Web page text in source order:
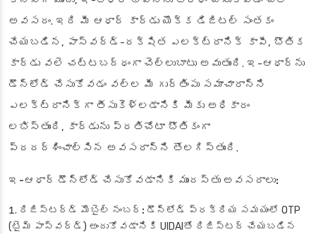
అవసరం. ఇది మీ ఆధార్ కార్డు యొక్క డిజిటల్ సంతకం
చేయబడిన, పాస్‌వర్డ్-రక్షిత ఎలక్ట్రానిక్ కాపీ, భౌతిక
కార్డు వలె చట్టబద్ధంగా చెల్లుబాటు అవుతుంది. ఇ-ఆధార్‌ను
డౌన్‌లోడ్ చేసుకోవడం వల్ల మీ గుర్తింపు సమాచారాన్ని
ఎలక్ట్రానిక్‌గా తీసుకెళ్లడానికి మీకు అధికారం
లభిస్తుంది, కార్డును ప్రతిచోటా భౌతికంగా
ప్రదర్శించాల్సిన అవసరాన్ని తొలగిస్తుంది.
ఇ-ఆధార్ డౌన్‌లోడ్ చేసుకోవడానికి ముందస్తు అవసరాలు:
రిజిస్టర్డ్ మొబైల్ నంబర్: డౌన్‌లోడ్ ప్రక్రియ సమయంలో OTP
(టైమ్ పాస్‌వర్డ్) అందుకోవడానికి UIDAIతో రిజిస్టర్ చేయబడిన